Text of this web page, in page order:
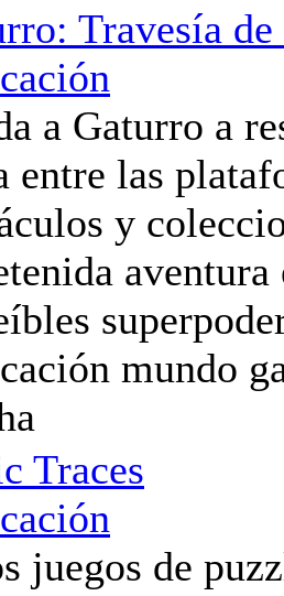
Travesía de
a Gaturro a
entre las
y
mundo
Traces
juegos de